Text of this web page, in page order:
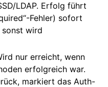
LDAP. Erfolg führt
Fehler) sofort
sonst wird
nur erreicht, wenn
erfolgreich war.
markiert das Auth-